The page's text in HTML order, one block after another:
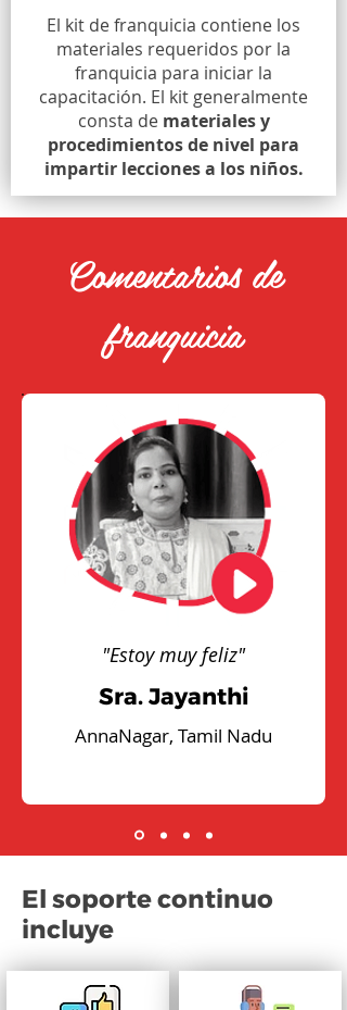
El kit de franquicia contiene los
materiales requeridos por la
franquicia para iniciar la
capacitación. El kit generalmente
consta de materiales y
procedimientos de nivel para
impartir lecciones a los niños.
Comentarios de
franquicia
"Estoy muy feliz"
Sra. Jayanthi
AnnaNagar, Tamil Nadu
El soporte continuo
incluye